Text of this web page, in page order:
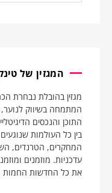
המגזין של
מגזין בהובלת נבחרת
התוכן והנכסים
המחקרים, הטרנדים,
את כל החדשות החמות